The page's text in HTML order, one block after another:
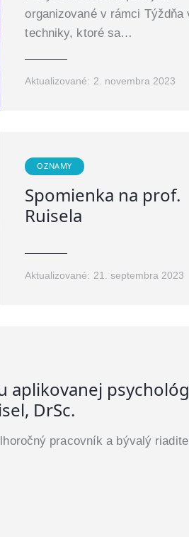
organizované v rámci Týždňa
techniky, ktoré sa…
Aktualizované: 2. novembra 2023
OZNAMY
Spomienka na prof.
Ruisela
Aktualizované: 21. septembra 2023
aplikovanej
DrSc.
pracovník a bývalý